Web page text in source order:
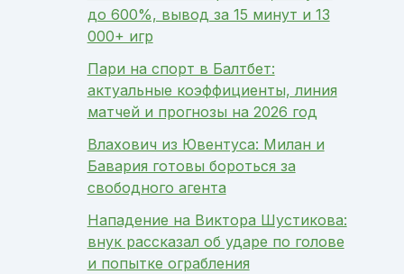
до 600%, вывод за 15 минут и 13
000+ игр
Пари на спорт в Балтбет:
актуальные коэффициенты, линия
матчей и прогнозы на 2026 год
Влахович из Ювентуса: Милан и
Бавария готовы бороться за
свободного агента
Нападение на Виктора Шустикова:
внук рассказал об ударе по голове
и попытке ограбления